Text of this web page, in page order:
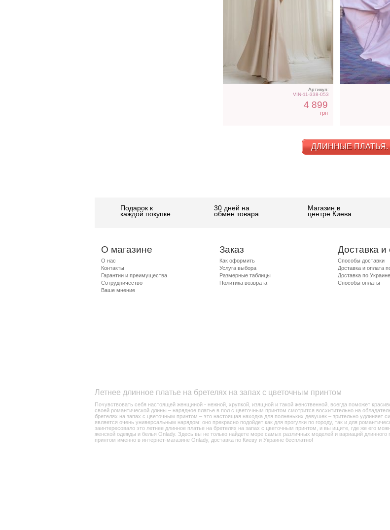
Летнее длинное платье на бретелях на запах с цветочным принтом
Почувствовать себя настоящей женщиной - нежной, хрупкой, изящной и такой женственной, всегда поможет
своей романтической длины – нарядное платье в пол с цветочным принтом смотрится восхитительно на
бретелях на запах с цветочным принтом – это настоящая находка для полненьких девушек – зрительно удлиняет
является очень универсальным нарядом: оно прекрасно подойдет как для прогулки по городу, так и для
заинтересовало это летнее длинное платье на бретелях на запах с цветочным принтом, и вы ищите, где же его
женской одежды и белья Onlady. Здесь вы не только найдете море самых различных моделей и вариаций
принтом именно в интернет-магазине Onlady, доставка по Киеву и Украине бесплатно!
Артикул:
VIN-11-338-053
4 899
грн
ДЛИННЫЕ ПЛАТЬЯ.
Подарок к
каждой покупке
30 дней на
обмен товара
Магазин в
центре Киева
О магазине
О нас
Контакты
Гарантии и преимущества
Сотрудничество
Ваше мнение
Заказ
Как оформить
Услуга выбора
Размерные таблицы
Политика возврата
Доставка и
Способы доставки
Доставка и оплата
Доставка по Украине
Способы оплаты